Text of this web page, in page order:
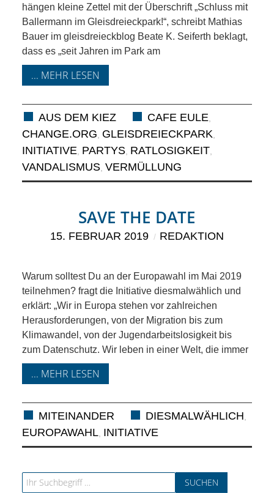
AUS DEM
KIEZ
GEWERBE
UND
GASTRONOMIE
KINDER,
SCHULE
UND
KULTUR
IN
EIGENER
SACHE
MITEINANDER
ÖFFENTLICHER
hängen kleine Zettel mit der Überschrift „Schluss mit
Ballermann im Gleisdreieckpark!“, schreibt Mathias
Bauer im gleisdreieckblog Beate K. Seiferth beklagt,
dass es „seit Jahren im Park am
... MEHR LESEN
AUS DEM KIEZ CAFE EULE,
CHANGE.ORG, GLEISDREIECKPARK,
INITIATIVE, PARTYS, RATLOSIGKEIT,
VANDALISMUS, VERMÜLLUNG
SAVE THE DATE
15. FEBRUAR 2019 REDAKTION
Warum solltest Du an der Europawahl im Mai 2019
teilnehmen? fragt die Initiative diesmalwählich und
erklärt: „Wir in Europa stehen vor zahlreichen
Herausforderungen, von der Migration bis zum
Klimawandel, von der Jugendarbeitslosigkeit bis
zum Datenschutz. Wir leben in einer Welt, die immer
... MEHR LESEN
MITEINANDER DIESMALWÄHLICH,
EUROPAWAHL, INITIATIVE
Search for: